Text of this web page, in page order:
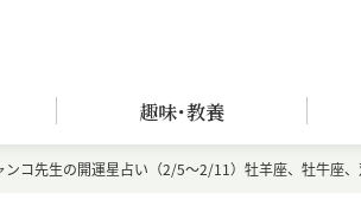
趣味･教養
ンコ先生の開運星占い（2/5～2/11）牡羊座、牡牛座